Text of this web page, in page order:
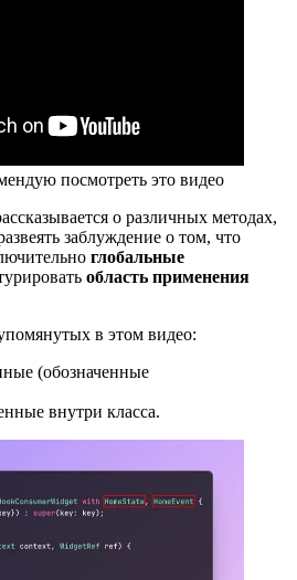
посмотреть это видео
о различных методах,
заблуждение о том, что
глобальные
область применения
в этом видео:
(обозначенные
внутри класса.